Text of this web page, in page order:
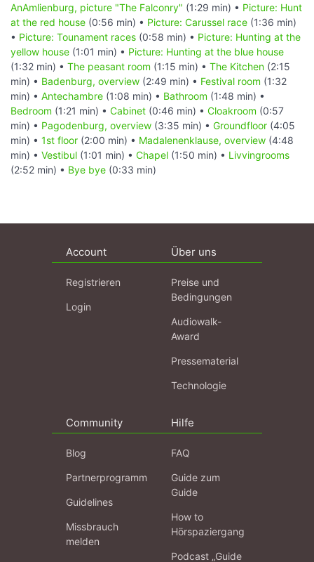
AnAmlienburg, picture "The Falconry" (1:29 min) • Picture: Hunt
at the red house (0:56 min) • Picture: Carussel race (1:36 min)
• Picture: Tounament races (0:58 min) • Picture: Hunting at the
yellow house (1:01 min) • Picture: Hunting at the blue house
(1:32 min) • The peasant room (1:15 min) • The Kitchen (2:15
min) • Badenburg, overview (2:49 min) • Festival room (1:32
min) • Antechambre (1:08 min) • Bathroom (1:48 min) •
Bedroom (1:21 min) • Cabinet (0:46 min) • Cloakroom (0:57
min) • Pagodenburg, overview (3:35 min) • Groundfloor (4:05
min) • 1st floor (2:00 min) • Madalenenklause, overview (4:48
min) • Vestibul (1:01 min) • Chapel (1:50 min) • Livvingrooms
(2:52 min) • Bye bye (0:33 min)
Account
Registrieren
Login
Über uns
Preise und
Bedingungen
Audiowalk-
Award
Pressematerial
Technologie
Community
Blog
Partnerprogramm
Guidelines
Missbrauch
melden
Hilfe
FAQ
Guide zum
Guide
How to
Hörspaziergang
Podcast „Guide